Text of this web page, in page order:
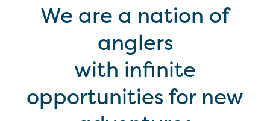
We are a nation of
anglers
with infinite
opportunities for new